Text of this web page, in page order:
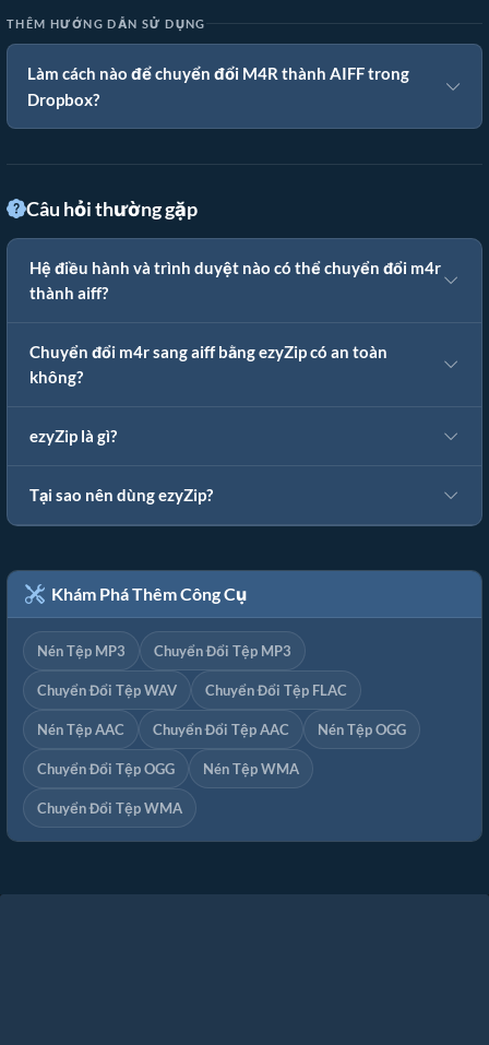
THÊM HƯỚNG DẪN SỬ DỤNG
Làm cách nào để chuyển đổi M4R thành AIFF trong
Dropbox?
Câu hỏi thường gặp
Hệ điều hành và trình duyệt nào có thể chuyển đổi m4r
thành aiff?
Chuyển đổi m4r sang aiff bằng ezyZip có an toàn
không?
ezyZip là gì?
Tại sao nên dùng ezyZip?
Khám Phá Thêm Công Cụ
Nén Tệp MP3 Chuyển Đổi Tệp MP3
Chuyển Đổi Tệp WAV Chuyển Đổi Tệp FLAC
Nén Tệp AAC Chuyển Đổi Tệp AAC Nén Tệp OGG
Chuyển Đổi Tệp OGG Nén Tệp WMA
Chuyển Đổi Tệp WMA